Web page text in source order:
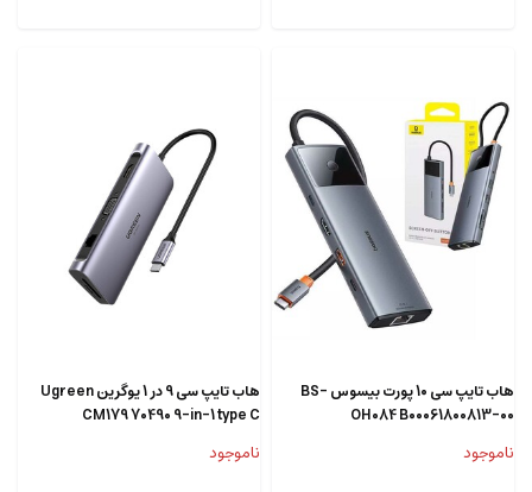
هاب تایپ سی 10 پورت بیسوس BS-
OH084 B00061800813-00
ناموجود
هاب تایپ سی 9 در 1 یوگرین Ugreen
CM179 70490 9-in-1 type C
ناموجود